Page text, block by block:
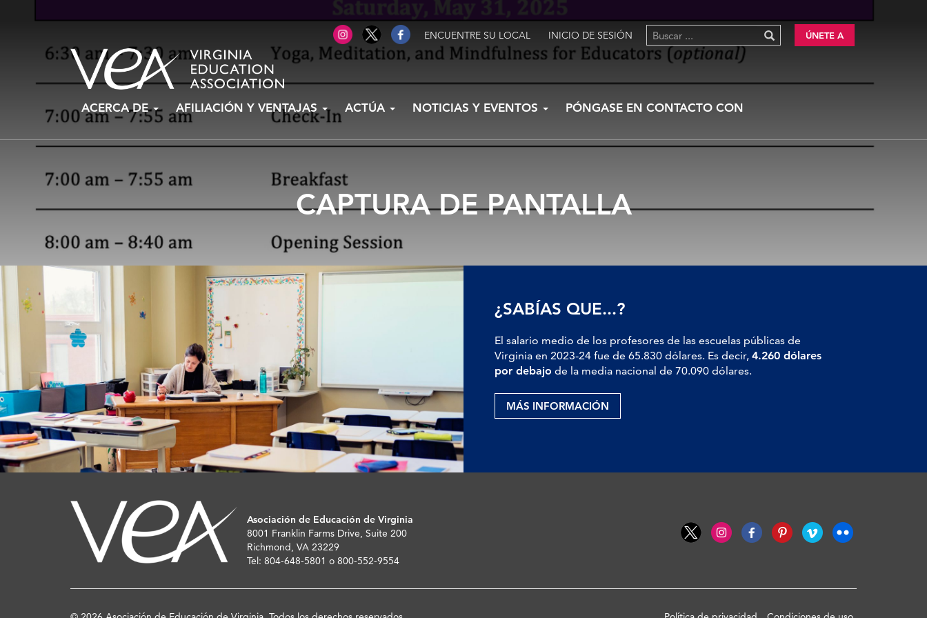
ENCUENTRE SU LOCAL INICIO DE SESIÓN ÚNETE A
al
contenido
ACERCA DE AFILIACIÓN Y VENTAJAS ACTÚA NOTICIAS Y EVENTOS PÓNGASE EN CONTACTO CON
CAPTURA DE PANTALLA
¿SABÍAS QUE...?
El salario medio de los profesores de las escuelas públicas de
Virginia en 2023-24 fue de 65.830 dólares. Es decir, 4.260 dólares
por debajo de la media nacional de 70.090 dólares.
MÁS INFORMACIÓN
Asociación de Educación de Virginia
8001 Franklin Farms Drive, Suite 200
Richmond, VA 23229
Tel: 804-648-5801 o 800-552-9554